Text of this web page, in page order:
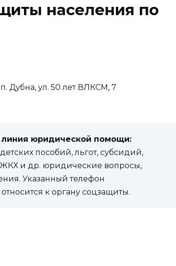
населения по
Дубна, ул. 50 лет ВЛКСМ, 7
линия юридической помощи:
пособий, льгот, субсидий,
ЖКХ и др. юридические вопросы,
Указанный телефон
к органу соцзащиты.